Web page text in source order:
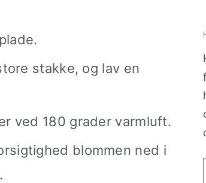
stakke, og lav en
ved 180 grader varmluft.
blommen ned i